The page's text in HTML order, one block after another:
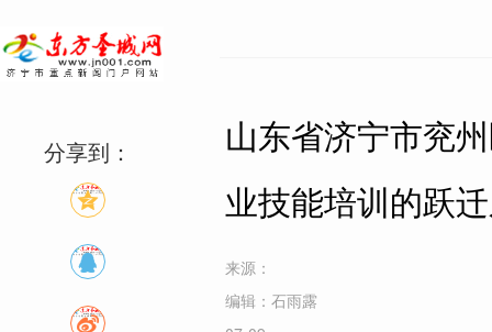
分享到：
山东省济宁市兖
业技能培训的跃
来源：
编辑：石雨露